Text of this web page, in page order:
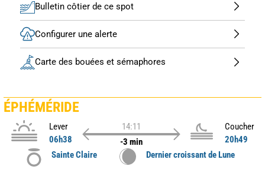
Bulletin côtier de ce spot
Configurer une alerte
Carte des bouées et sémaphores
ÉPHÉMÉRIDE
Lever
06h38
14:11
-3 min
Coucher
20h49
Sainte Claire
Dernier croissant de Lune